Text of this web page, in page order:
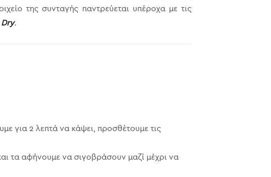
της συνταγής παντρεύεται υπέροχα με τις
.
για 2 λεπτά να κάψει, προσθέτουμε τις
τα αφήνουμε να σιγοβράσουν μαζί μέχρι να